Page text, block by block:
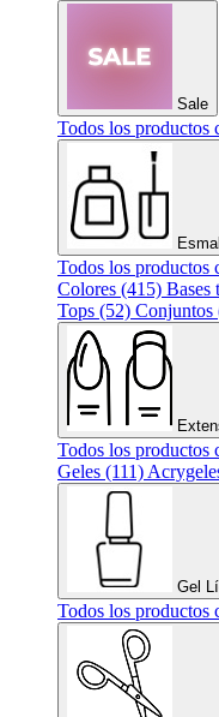
Sale
Todos los productos
Todos los productos
Colores (415) Bases
Tops (52) Conjuntos
Todos los productos
Geles (111)
Gel
Todos los productos